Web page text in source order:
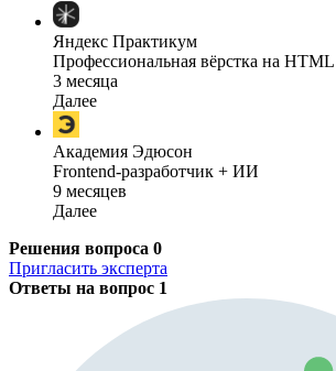
Яндекс Практикум
Профессиональная вёрстка на
3 месяца
Далее
Академия Эдюсон
Frontend-разработчик + ИИ
9 месяцев
Далее
Решения вопроса 0
Пригласить эксперта
Ответы на вопрос 1